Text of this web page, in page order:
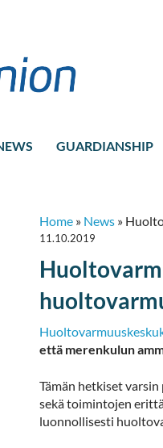
GUARDIANSHIP
Home » News »
11.10.2019
että merenkulun
Tämän hetkiset
sekä toimintojen
luonnollisesti